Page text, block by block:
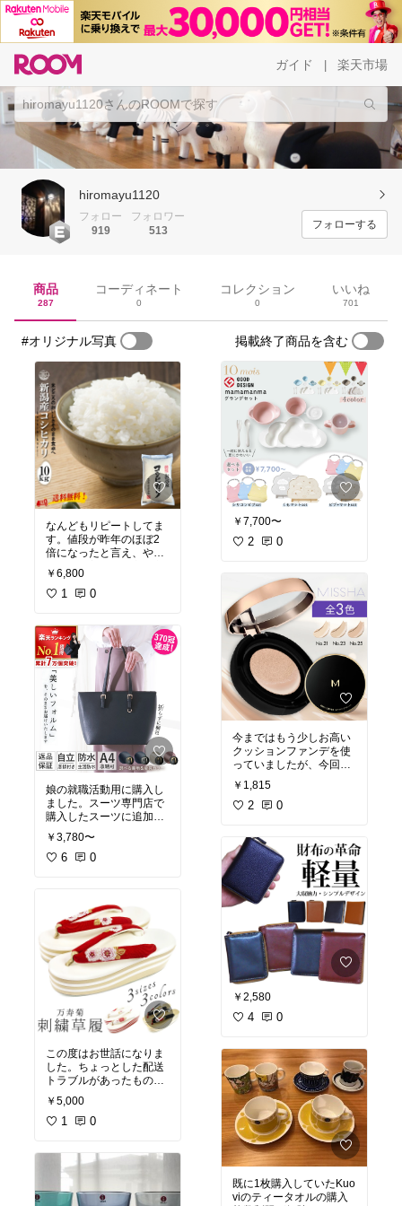
ガイド 楽天市場
hiromayu1120
フォロー
919
フォロワー
513
フォローする
商品
287
コーディネート
0
コレクション
0
いいね
701
#オリジナル写真 掲載終了商品を含む
なんどもリピートしてま
す。値段が昨年のほぼ2
倍になったと言え、やは
りお米は美味しい方が良
い。
そして口コミクーポンが
またリピート致します。
￥6,800
1 0
娘の就職活動用に購入し
ました。スーツ専門店で
購入したスーツに追加で
きる靴やバッグの就活セ
ットで薦められたものは
サンプルに手垢がついて
立ちにくい素材、使い勝
手の良さ、口コミ、価格
で決めました。
換えの手持ちもついて、
梱包もお手紙もきめ細か
いサービスに力を入れて
いるショップだと感じま
￥3,780〜
6 0
この度はお世話になりま
した。ちょっとした配送
トラブルがあったものの
お店の対応は完璧で、最
後まで安心してお任せで
きました。こちらの草履
花の着物に合わせて白の
鼻緒（台が赤x白）にする
か、赤の鼻緒（台が金x
赤）にするかとても悩み
￥5,000
1 0
￥7,700〜
2 0
今まではもう少しお高い
クッションファンデを使
っていましたが、今回初
めてこちらの商品を試し
てみました。明るい肌色
と自然な肌色の2種類購
もありなかなか良い感
じ。コスパは良いと思い
ます。
￥1,815
2 0
￥2,580
4 0
既に1枚購入していたKuo
viのティータオルの購入